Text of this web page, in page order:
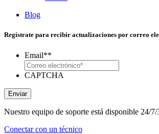
Blog
Regístrate para recibir actualizaciones por correo
Email**
CAPTCHA
Enviar
Nuestro equipo de soporte está disponible 24/7/
Conectar con un técnico